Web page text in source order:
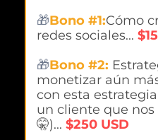
🎁Bono #1:Cómo
redes sociales...
🎁Bono #2:
monetizar aún
con esta
un cliente que nos
🤫)... $250 USD